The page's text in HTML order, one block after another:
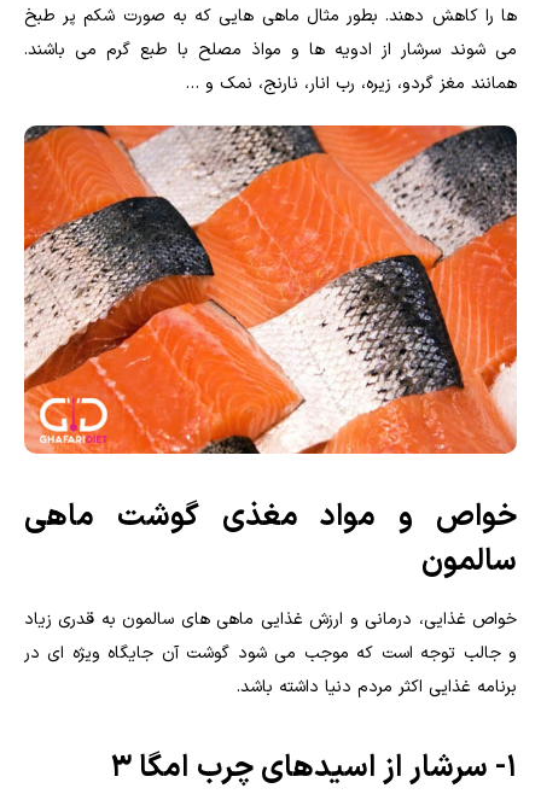
ها را کاهش دهند. بطور مثال ماهی هایی که به صورت شکم پر طبخ
می شوند سرشار از ادویه ها و مواذ مصلح با طبع گرم می باشند.
همانند مغز گردو، زیره، رب انار، نارنج، نمک و …
خواص و مواد مغذی گوشت ماهی
سالمون
خواص غذایی، درمانی و ارزش غذایی ماهی های سالمون به قدری زیاد
و جالب توجه است که موجب می شود گوشت آن جایگاه ویژه ای در
برنامه غذایی اکثر مردم دنیا داشته باشد.
۱- سرشار از اسیدهای چرب امگا ۳